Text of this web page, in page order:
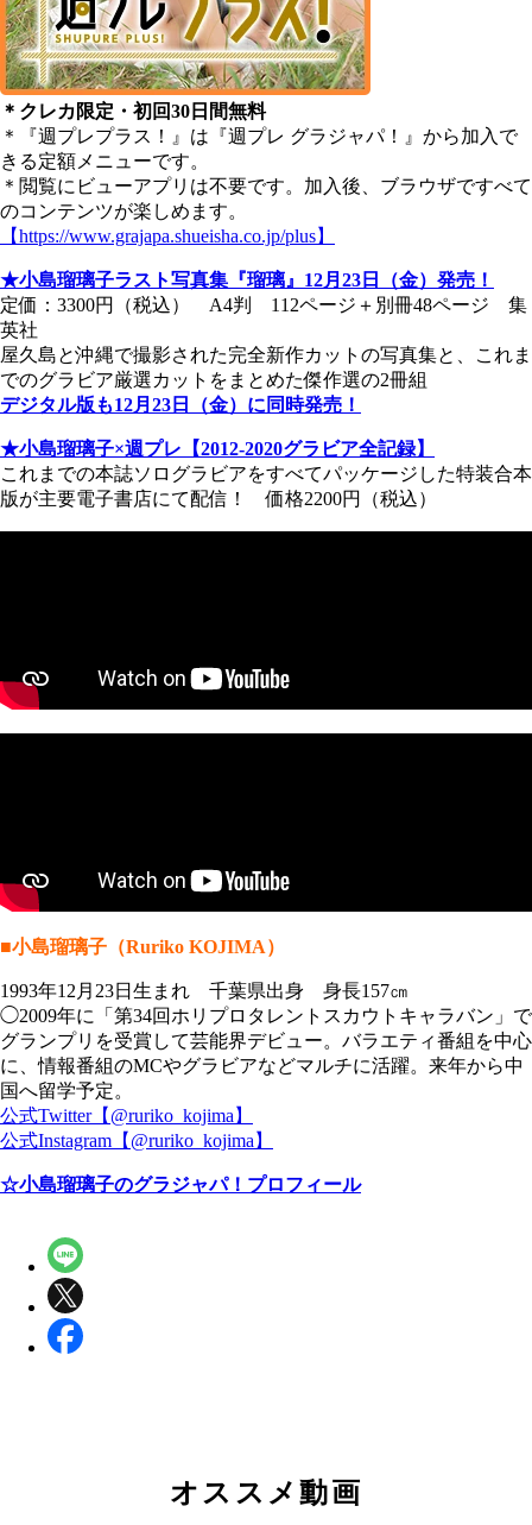
＊クレカ限定・初回30日間無料
＊『週プレプラス！』は『週プレ グラジャパ！』から加入で
きる定額メニューです。
＊閲覧にビューアプリは不要です。加入後、ブラウザですべて
のコンテンツが楽しめます。
【https://www.grajapa.shueisha.co.jp/plus】
★小島瑠璃子ラスト写真集『瑠璃』12月23日（金）発売！
定価：3300円（税込） A4判 112ページ＋別冊48ページ 集
英社
屋久島と沖縄で撮影された完全新作カットの写真集と、これま
でのグラビア厳選カットをまとめた傑作選の2冊組
デジタル版も12月23日（金）に同時発売！
★小島瑠璃子×週プレ【2012-2020グラビア全記録】
これまでの本誌ソログラビアをすべてパッケージした特装合本
版が主要電子書店にて配信！ 価格2200円（税込）
■小島瑠璃子（Ruriko KOJIMA）
1993年12月23日生まれ 千葉県出身 身長157㎝
◯2009年に「第34回ホリプロタレントスカウトキャラバン」で
グランプリを受賞して芸能界デビュー。バラエティ番組を中心
に、情報番組のMCやグラビアなどマルチに活躍。来年から中
国へ留学予定。
公式Twitter【@ruriko_kojima】
公式Instagram【@ruriko_kojima】
☆小島瑠璃子のグラジャパ！プロフィール
オススメ動画